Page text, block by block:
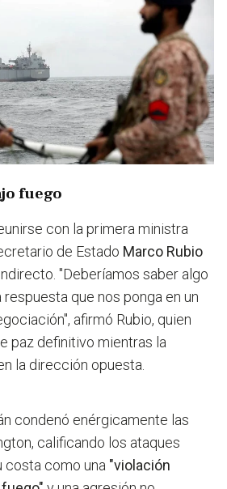
fuego
con la primera ministra
de Estado Marco Rubio
"Deberíamos saber algo
respuesta que nos ponga en un
afirmó Rubio, quien
paz definitivo mientras la
la dirección opuesta.
condenó enérgicamente las
calificando los ataques
costa como una "violación